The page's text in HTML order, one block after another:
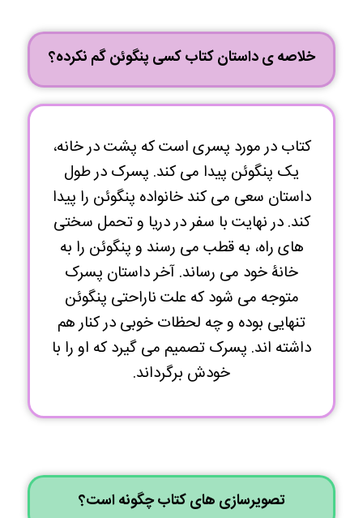
خلاصه ی داستان کتاب کسی پنگوئن گم نکرده؟
کتاب در مورد پسری است که پشت در خانه،
یک پنگوئن پیدا می کند. پسرک در طول
داستان سعی می کند خانواده پنگوئن را پیدا
کند. در نهایت با سفر در دریا و تحمل سختی
های راه، به قطب می رسند و پنگوئن را به
خانۀ خود می رساند. آخر داستان پسرک
متوجه می شود که علت ناراحتی پنگوئن
تنهایی بوده و چه لحظات خوبی در کنار هم
داشته اند. پسرک تصمیم می گیرد که او را با
خودش برگرداند.
تصویرسازی های کتاب چگونه است؟